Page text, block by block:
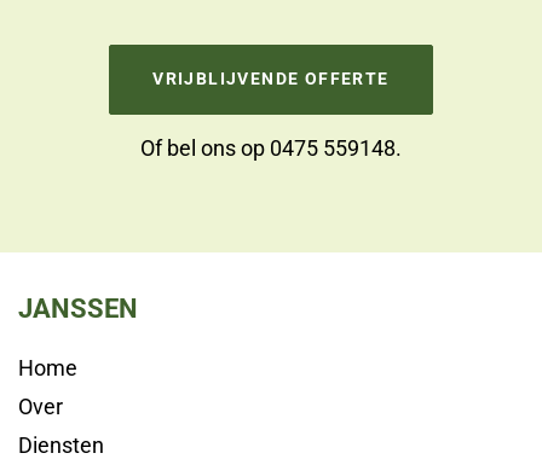
VRIJBLIJVENDE OFFERTE
Of bel ons op 0475 559148.
JANSSEN
Home
Over
Diensten